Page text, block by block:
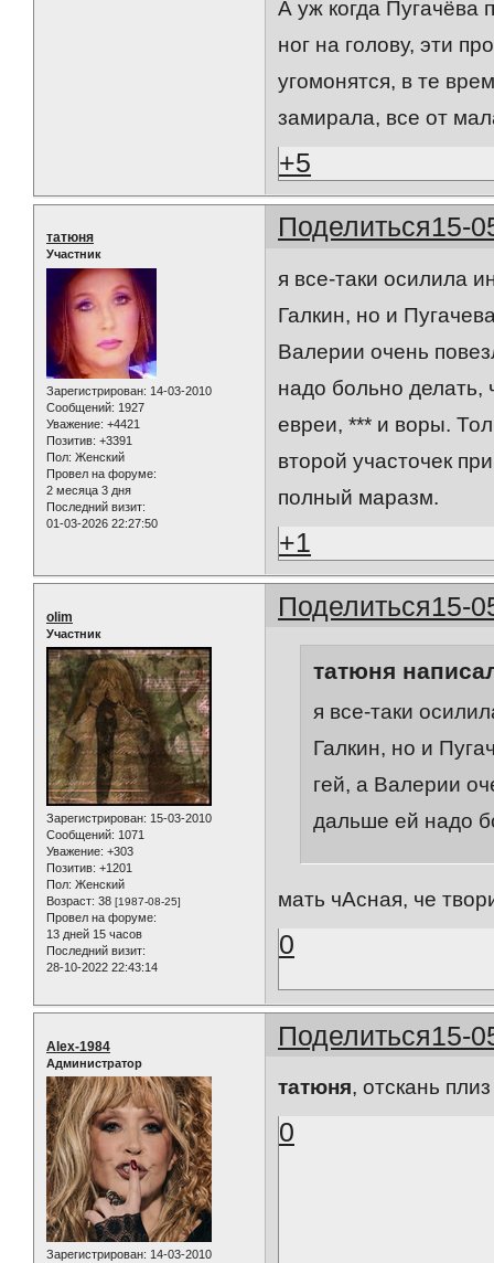
А уж когда Пугачёва
ног на голову, эти
угомонятся, в те
замирала, все от
+5
Поделиться15-
татюня
Участник
Зарегистрирован: 14-03-2010
Сообщений: 1927
Уважение: +4421
Позитив: +3391
Пол: Женский
Провел на форуме:
2 месяца 3 дня
Последний визит:
01-03-2026 22:27:50
я все-таки осилила
Галкин, но и
Валерии очень
надо больно
евреи, *** и воры.
второй участочек
полный маразм.
+1
Поделиться15-
olim
Участник
Зарегистрирован: 15-03-2010
Сообщений: 1071
Уважение: +303
Позитив: +1201
Пол: Женский
Возраст: 38 [1987-08-25]
Провел на форуме:
13 дней 15 часов
Последний визит:
28-10-2022 22:43:14
татюня
я все-таки
Галкин, но и
гей, а Валерии
дальше ей надо
мать чАсная, че
0
Поделиться15-
Alex-1984
Администратор
Зарегистрирован: 14-03-2010
татюня, отскань
0